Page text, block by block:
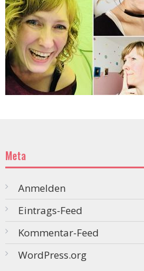
Meta
Anmelden
Eintrags-Feed
Kommentar-Feed
WordPress.org